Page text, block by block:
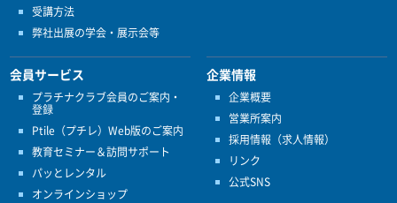
受講方法
弊社出展の学会・展示会等
会員サービス
プラチナクラブ会員のご案内・
登録
Ptile（プチレ）Web版のご案内
教育セミナー＆訪問サポート
パッとレンタル
オンラインショップ
企業情報
企業概要
営業所案内
採用情報（求人情報）
リンク
公式SNS